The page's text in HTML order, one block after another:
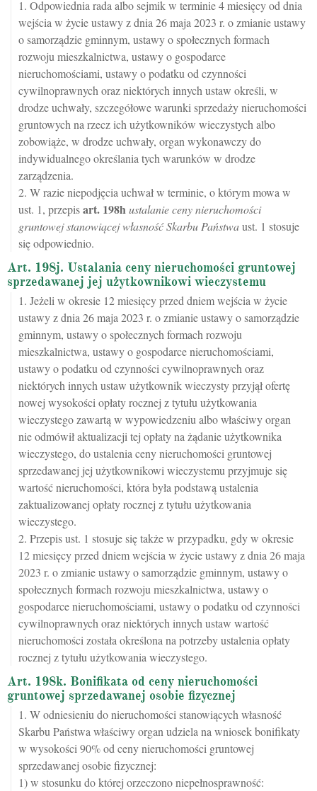
1. Odpowiednia rada albo sejmik w terminie 4 miesięcy od dnia
wejścia w życie ustawy z dnia 26 maja 2023 r. o zmianie ustawy
o samorządzie gminnym, ustawy o społecznych formach
rozwoju mieszkalnictwa, ustawy o gospodarce
nieruchomościami, ustawy o podatku od czynności
cywilnoprawnych oraz niektórych innych ustaw określi, w
drodze uchwały, szczegółowe warunki sprzedaży nieruchomości
gruntowych na rzecz ich użytkowników wieczystych albo
zobowiąże, w drodze uchwały, organ wykonawczy do
indywidualnego określania tych warunków w drodze
zarządzenia.
2. W razie niepodjęcia uchwał w terminie, o którym mowa w
ust. 1, przepisart. 198hustalanie ceny nieruchomości
gruntowej stanowiącej własność Skarbu Państwaust. 1 stosuje
się odpowiednio.
Art. 198j. Ustalania ceny nieruchomości gruntowej
sprzedawanej jej użytkownikowi wieczystemu
1. Jeżeli w okresie 12 miesięcy przed dniem wejścia w życie
ustawy z dnia 26 maja 2023 r. o zmianie ustawy o samorządzie
gminnym, ustawy o społecznych formach rozwoju
mieszkalnictwa, ustawy o gospodarce nieruchomościami,
ustawy o podatku od czynności cywilnoprawnych oraz
niektórych innych ustaw użytkownik wieczysty przyjął ofertę
nowej wysokości opłaty rocznej z tytułu użytkowania
wieczystego zawartą w wypowiedzeniu albo właściwy organ
nie odmówił aktualizacji tej opłaty na żądanie użytkownika
wieczystego, do ustalenia ceny nieruchomości gruntowej
sprzedawanej jej użytkownikowi wieczystemu przyjmuje się
wartość nieruchomości, która była podstawą ustalenia
zaktualizowanej opłaty rocznej z tytułu użytkowania
wieczystego.
2. Przepis ust. 1 stosuje się także w przypadku, gdy w okresie
12 miesięcy przed dniem wejścia w życie ustawy z dnia 26 maja
2023 r. o zmianie ustawy o samorządzie gminnym, ustawy o
społecznych formach rozwoju mieszkalnictwa, ustawy o
gospodarce nieruchomościami, ustawy o podatku od czynności
cywilnoprawnych oraz niektórych innych ustaw wartość
nieruchomości została określona na potrzeby ustalenia opłaty
rocznej z tytułu użytkowania wieczystego.
Art. 198k. Bonifikata od ceny nieruchomości
gruntowej sprzedawanej osobie fizycznej
1. W odniesieniu do nieruchomości stanowiących własność
Skarbu Państwa właściwy organ udziela na wniosek bonifikaty
w wysokości 90% od ceny nieruchomości gruntowej
sprzedawanej osobie fizycznej:
1) w stosunku do której orzeczono niepełnosprawność: